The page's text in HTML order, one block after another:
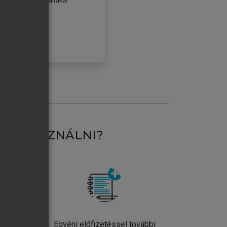
HASZNÁLNI?
Egyéni előfizetéssel további